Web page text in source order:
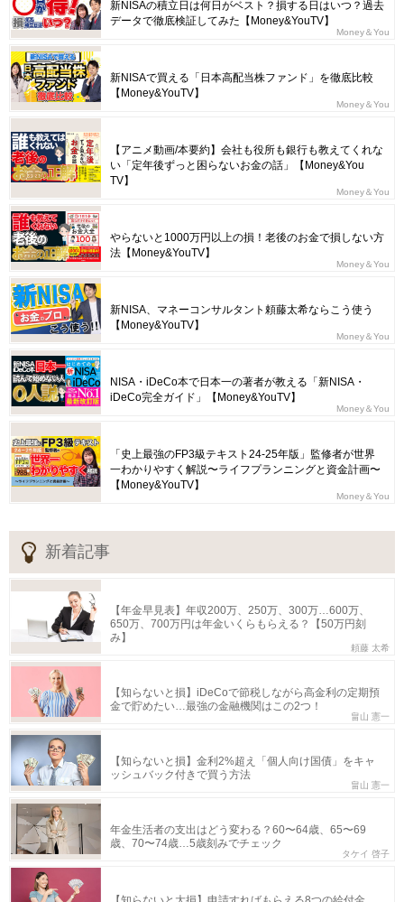
新NISAの積立日は何日がベスト？損する日はいつ？過去
データで徹底検証してみた【Money&YouTV】
Money＆You
新NISAで買える「日本高配当株ファンド」を徹底比較
【Money&YouTV】
Money＆You
【アニメ動画/本要約】会社も役所も銀行も教えてくれな
い「定年後ずっと困らないお金の話」【Money&You
TV】
Money＆You
やらないと1000万円以上の損！老後のお金で損しない方
法【Money&YouTV】
Money＆You
新NISA、マネーコンサルタント頼藤太希ならこう使う
【Money&YouTV】
Money＆You
NISA・iDeCo本で日本一の著者が教える「新NISA・
iDeCo完全ガイド」【Money&YouTV】
Money＆You
「史上最強のFP3級テキスト24-25年版」監修者が世界
一わかりやすく解説〜ライフプランニングと資金計画〜
【Money&YouTV】
Money＆You
新着記事
【年金早見表】年収200万、250万、300万…600万、
650万、700万円は年金いくらもらえる？【50万円刻
み】
頼藤 太希
【知らないと損】iDeCoで節税しながら高金利の定期預
金で貯めたい…最強の金融機関はこの2つ！
畠山 憲一
【知らないと損】金利2%超え「個人向け国債」をキャ
ッシュバック付きで買う方法
畠山 憲一
年金生活者の支出はどう変わる？60〜64歳、65〜69
歳、70〜74歳…5歳刻みでチェック
タケイ 啓子